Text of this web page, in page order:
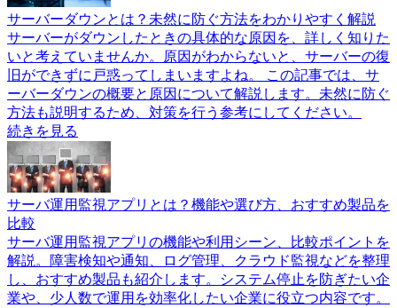
サーバーダウンとは？未然に防ぐ方法をわかりやすく解説
サーバーがダウンしたときの具体的な原因を、詳しく知りた
いと考えていませんか。原因がわからないと、サーバーの復
旧ができずに戸惑ってしまいますよね。 この記事では、サ
ーバーダウンの概要と原因について解説します。未然に防ぐ
方法も説明するため、対策を行う参考にしてください。
続きを見る
サーバ運用監視アプリとは？機能や選び方、おすすめ製品を
比較
サーバ運用監視アプリの機能や利用シーン、比較ポイントを
解説。障害検知や通知、ログ管理、クラウド監視などを整理
し、おすすめ製品も紹介します。システム停止を防ぎたい企
業や、少人数で運用を効率化したい企業に役立つ内容です。